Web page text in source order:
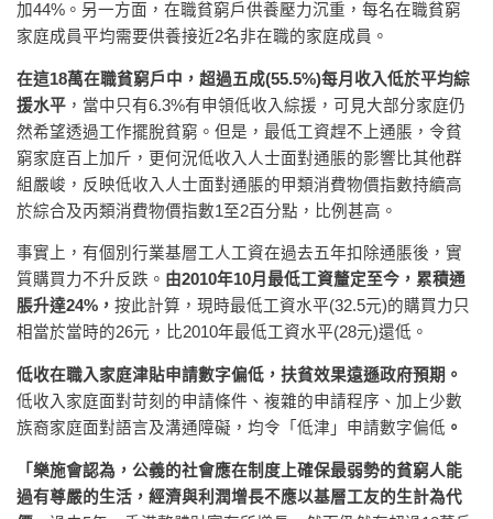
加44%。另一方面，在職貧窮戶供養壓力沉重，每名在職貧窮
家庭成員平均需要供養接近2名非在職的家庭成員。
在這18萬在職貧窮戶中，超過五成(55.5%)每月收入低於平均綜
援水平 ，當中只有6.3%有申領低收入綜援，可見大部分家庭仍
然希望透過工作擺脫貧窮。但是，最低工資趕不上通脹，令貧
窮家庭百上加斤，更何況低收入人士面對通脹的影響比其他群
組嚴峻，反映低收入人士面對通脹的甲類消費物價指數持續高
於綜合及丙類消費物價指數1至2百分點，比例甚高。
事實上，有個別行業基層工人工資在過去五年扣除通脹後，實
質購買力不升反跌。 由2010年10月最低工資釐定至今，累積通
脹升達24% ， 按此計算，現時最低工資水平(32.5元)的購買力只
相當於當時的26元，比2010年最低工資水平(28元)還低。
低收在職入家庭津貼申請數字偏低 ，扶貧效果遠遜政府預期。
低收入家庭面對苛刻的申請條件、複雜的申請程序、加上少數
族裔家庭面對語言及溝通障礙，均令「低津」申請數字偏低 。
「樂施會認為，公義的社會應在制度上確保最弱勢的貧窮人能
過有尊嚴的生活，經濟與利潤增長不應以基層工友的生計為代